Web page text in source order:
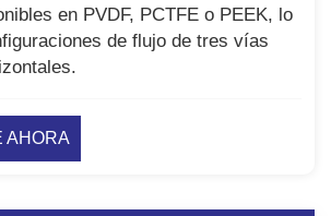
en PVDF, PCTFE o PEEK, lo
de flujo de tres vías
AHORA